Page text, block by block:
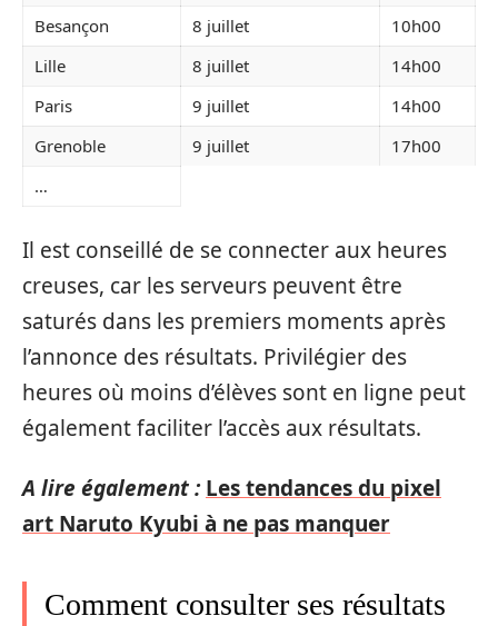
Besançon
8 juillet
10h00
Lille
8 juillet
14h00
Paris
9 juillet
14h00
Grenoble
9 juillet
17h00
…
Il est conseillé de se connecter aux heures
creuses, car les serveurs peuvent être
saturés dans les premiers moments après
l’annonce des résultats. Privilégier des
heures où moins d’élèves sont en ligne peut
également faciliter l’accès aux résultats.
A lire également : Les tendances du pixel
art Naruto Kyubi à ne pas manquer
Comment consulter ses résultats